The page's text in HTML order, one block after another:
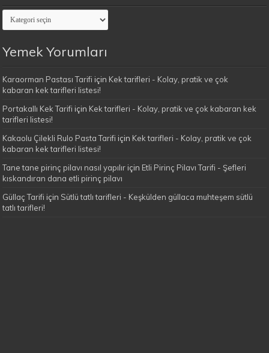
Evimin
Yemekleri
Kategoriler
Yemek Yorumları
Karaorman Pastası Tarifi için Kek tarifleri - Kolay, pratik ve çok
kabaran kek tarifleri listesi!
Portakallı Kek Tarifi için Kek tarifleri - Kolay, pratik ve çok kabaran kek
tarifleri listesi!
Kakaolu Çilekli Rulo Pasta Tarifi için Kek tarifleri - Kolay, pratik ve çok
kabaran kek tarifleri listesi!
Tane tane pirinç pilavı nasıl yapılır için Etli Pirinç Pilavı Tarifi - Şefleri
kıskandıran dana etli pirinç pilavı
Güllaç Tarifi için Sütlü tatlı tarifleri - Keşkülden güllaca muhteşem sütlü
tatlı tarifleri!